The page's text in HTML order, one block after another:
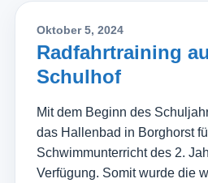
Oktober 5, 2024
Radfahrtraining
Schulhof
Mit dem Beginn des
das Hallenbad in Borghorst
Schwimmunterricht des 2.
Verfügung. Somit wurde die